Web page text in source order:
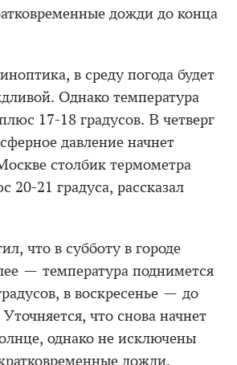
дожди до конца
в среду погода будет
Однако температура
17-18 градусов. В четверг
давление начнет
столбик термометра
20-21 градуса, рассказал
что в субботу в городе
— температура поднимется
в воскресенье — до
что снова начнет
однако не исключены
дожди.